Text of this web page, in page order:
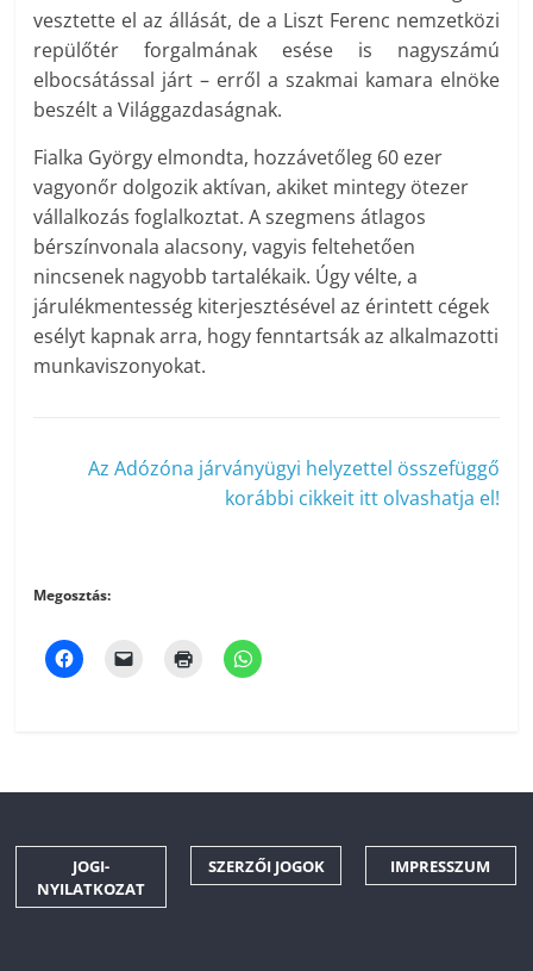
vesztette el az állását, de a Liszt Ferenc nemzetközi
repülőtér forgalmának esése is nagyszámú
elbocsátással járt – erről a szakmai kamara elnöke
beszélt a Világgazdaságnak.
Fialka György elmondta, hozzávetőleg 60 ezer
vagyonőr dolgozik aktívan, akiket mintegy ötezer
vállalkozás foglalkoztat. A szegmens átlagos
bérszínvonala alacsony, vagyis feltehetően
nincsenek nagyobb tartalékaik. Úgy vélte, a
járulékmentesség kiterjesztésével az érintett cégek
esélyt kapnak arra, hogy fenntartsák az alkalmazotti
munkaviszonyokat.
Az Adózóna járványügyi helyzettel összefüggő
korábbi cikkeit itt olvashatja el!
Megosztás:
JOGI-
NYILATKOZAT
SZERZŐI JOGOK IMPRESSZUM